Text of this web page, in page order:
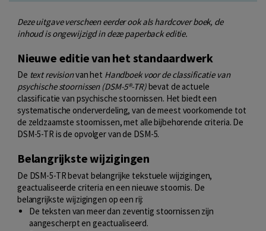
Deze uitgave verscheen eerder ook als hardcover boek, de
inhoud is ongewijzigd in deze paperback editie.
Nieuwe editie van het standaardwerk
De text revisionvan het Handboek voor de classificatie van
psychische stoornissen (DSM-5®-TR)bevat de actuele
classificatie van psychische stoornissen. Het biedt een
systematische onderverdeling, van de meest voorkomende tot
de zeldzaamste stoornissen, met alle bijbehorende criteria. De
DSM-5-TR is de opvolger van de DSM-5.
Belangrijkste wijzigingen
De DSM-5-TR bevat belangrijke tekstuele wijzigingen,
geactualiseerde criteria en een nieuwe stoornis. De
belangrijkste wijzigingen op een rij:
De teksten van meer dan zeventig stoornissen zijn
aangescherpt en geactualiseerd.